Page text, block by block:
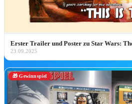
🎡 Nur Park-
🌎 Walt
Erster Trailer und Poster zu Star Wars:
23.09.2025
🎁 Gewinnspiel